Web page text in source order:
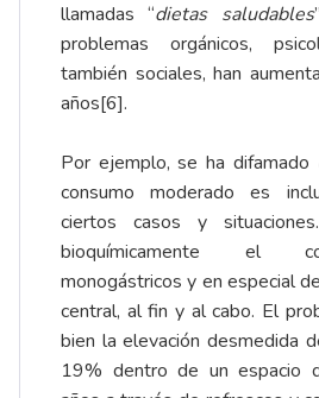
llamadas “dietas saludables
problemas orgánicos,
también sociales, han
años[6].
Por ejemplo, se ha difamado
consumo moderado es
ciertos casos y
bioquímicamente el
monogástricos y en especial
central, al fin y al cabo. El
bien la elevación desmedida
19% dentro de un espacio